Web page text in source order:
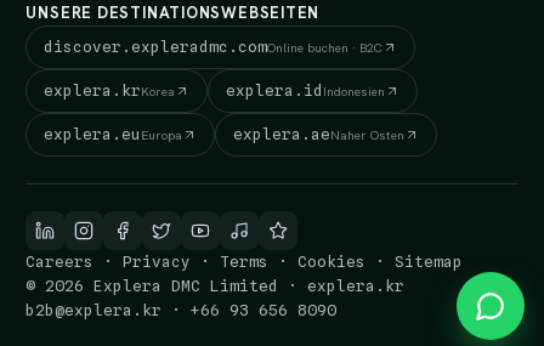
UNSERE DESTINATIONSWEBSEITEN
discover.expleradmc.comOnline buchen · B2C
explera.krKorea explera.id Indonesien
explera.eu Europa explera.aeNaher Osten
Careers ·Privacy · Terms ·Cookies ·Sitemap
© 2026 Explera DMC Limited · explera.kr
b2b@explera.kr ·+66 93 656 8090